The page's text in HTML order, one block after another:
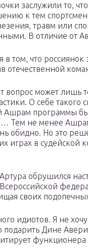
заслужили то,
к тем
травм или
В отличие от
в том, что
отечественной
вопрос может лишь
О себе такого
Ашрам программы
Тем не менее
обидно. Но это
играх в судейской
обрушился
своих
идиотов. Я не
подарить Дине